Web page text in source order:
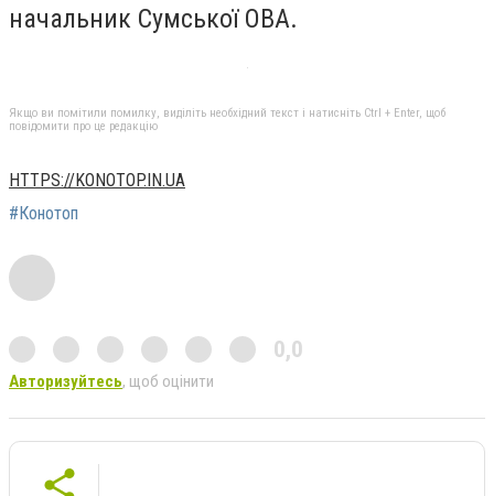
начальник Сумської ОВА.
Якщо ви помітили помилку, виділіть необхідний текст і натисніть Ctrl + Enter, щоб
повідомити про це редакцію
HTTPS://KONOTOP.IN.UA
#Конотоп
0,0
Авторизуйтесь, щоб оцінити